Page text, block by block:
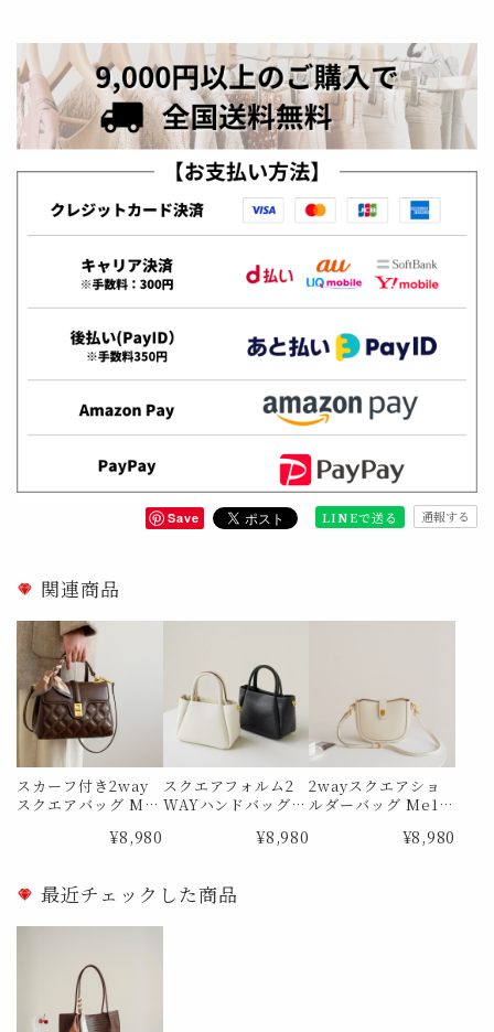
Save LINEで送る 通報する
関連商品
スカーフ付き2way
スクエアバッグ Me1
¥8,980
スクエアフォルム2
WAYハンドバッグ
¥8,980
2wayスクエアショ
ルダーバッグ Me18
¥8,980
最近チェックした商品